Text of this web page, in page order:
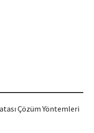
Çözüm Yöntemleri